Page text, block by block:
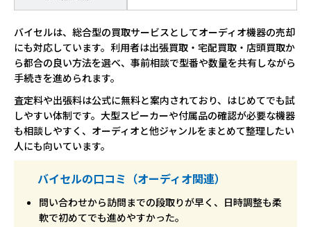
バイセルは、総合型の買取サービスとしてオーディオ機器の売却
にも対応しています。利用者は出張買取・宅配買取・店頭買取か
ら都合の良い方法を選べ、事前相談で型番や数量を共有しながら
手続きを進められます。
査定料や出張料は公式に無料と案内されており、はじめてでも試
しやすい体制です。大型スピーカーや付属品の確認が必要な機器
も相談しやすく、オーディオと他ジャンルをまとめて整理したい
人にも向いています。
バイセルの口コミ（オーディオ関連）
問い合わせから訪問までの段取りが早く、日時調整も柔
軟で初めてでも進めやすかった。